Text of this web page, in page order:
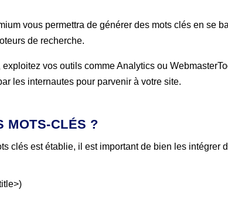
vous permettra de générer des mots clés en se
de recherche.
vos outils comme Analytics ou
les internautes pour parvenir à votre site.
MOTS-CLÉS ?
clés est établie, il est important de bien les intégrer